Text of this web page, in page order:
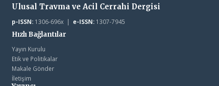
Ulusal Travma ve Acil Cerrahi Dergisi
p-ISSN:1306-696x | e-ISSN:1307-7945
Hızlı Bağlantılar
Yayın Kurulu
Etik ve Politikalar
Makale Gönder
İletişim